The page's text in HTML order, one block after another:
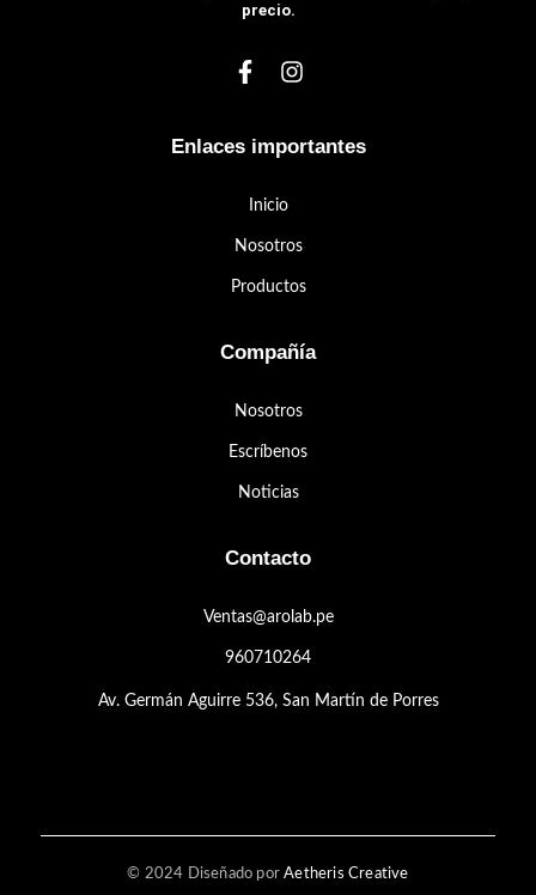
precio.
Enlaces importantes
Inicio
Nosotros
Productos
Compañía
Nosotros
Escríbenos
Noticias
Contacto
Ventas@arolab.pe
960710264
Av. Germán Aguirre 536, San Martín de Porres
© 2024 Diseñado porAetheris Creative